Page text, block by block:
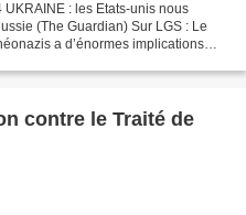
: les Etats-unis nous
(The Guardian) Sur LGS : Le
a d’énormes implications
contre le Traité de